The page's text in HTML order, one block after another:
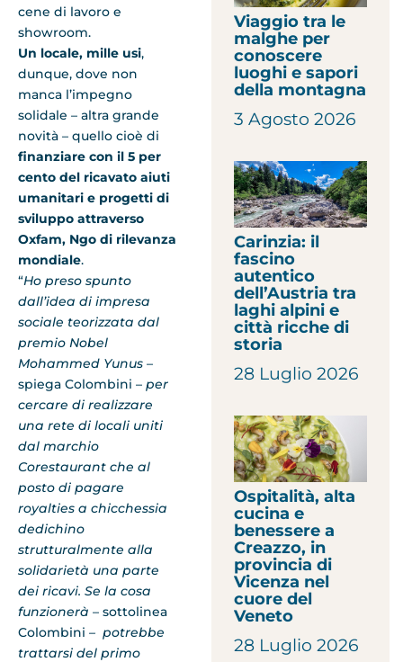
cene di lavoro e
showroom.
Un locale, mille usi,
dunque, dove non
manca l’impegno
solidale – altra grande
novità – quello cioè di
finanziare con il 5 per
cento del ricavato aiuti
umanitari e progetti di
sviluppo attraverso
Oxfam, Ngo di rilevanza
mondiale.
“Ho preso spunto
dall’idea di impresa
sociale teorizzata dal
premio Nobel
Mohammed Yunus –
spiega Colombini – per
cercare di realizzare
una rete di locali uniti
dal marchio
Corestaurant che al
posto di pagare
royalties a chicchessia
dedichino
strutturalmente alla
solidarietà una parte
dei ricavi. Se la cosa
funzionerà – sottolinea
Colombini – potrebbe
trattarsi del primo
Viaggio tra le
malghe per
conoscere
luoghi e sapori
della montagna
3 Agosto 2026
Carinzia: il
fascino
autentico
dell’Austria tra
laghi alpini e
città ricche di
storia
28 Luglio 2026
Ospitalità, alta
cucina e
benessere a
Creazzo, in
provincia di
Vicenza nel
cuore del
Veneto
28 Luglio 2026